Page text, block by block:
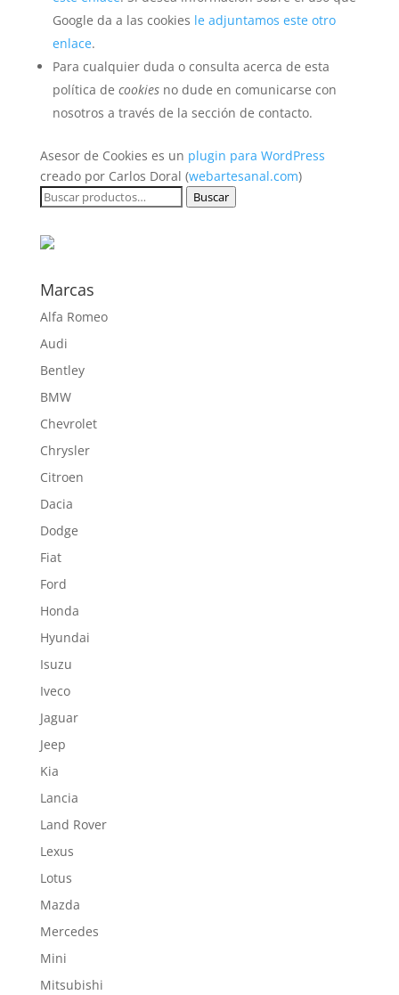
Google da a las cookies le adjuntamos este otro
enlace.
Para cualquier duda o consulta acerca de esta
política de cookiesno dude en comunicarse con
nosotros a través de la sección de contacto.
Asesor de Cookies es un plugin para WordPress
creado por Carlos Doral (webartesanal.com)
Buscar
Buscar
Marcas
Alfa Romeo
Audi
Bentley
BMW
Chevrolet
Chrysler
Citroen
Dacia
Dodge
Fiat
Ford
Honda
Hyundai
Isuzu
Iveco
Jaguar
Jeep
Kia
Lancia
Land Rover
Lexus
Lotus
Mazda
Mercedes
Mini
Mitsubishi